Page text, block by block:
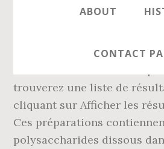
ABOUT
CONTACT
résultats fournis par le
trouverez une liste de
cliquant sur Afficher les
Ces préparations
polysaccharides dissous